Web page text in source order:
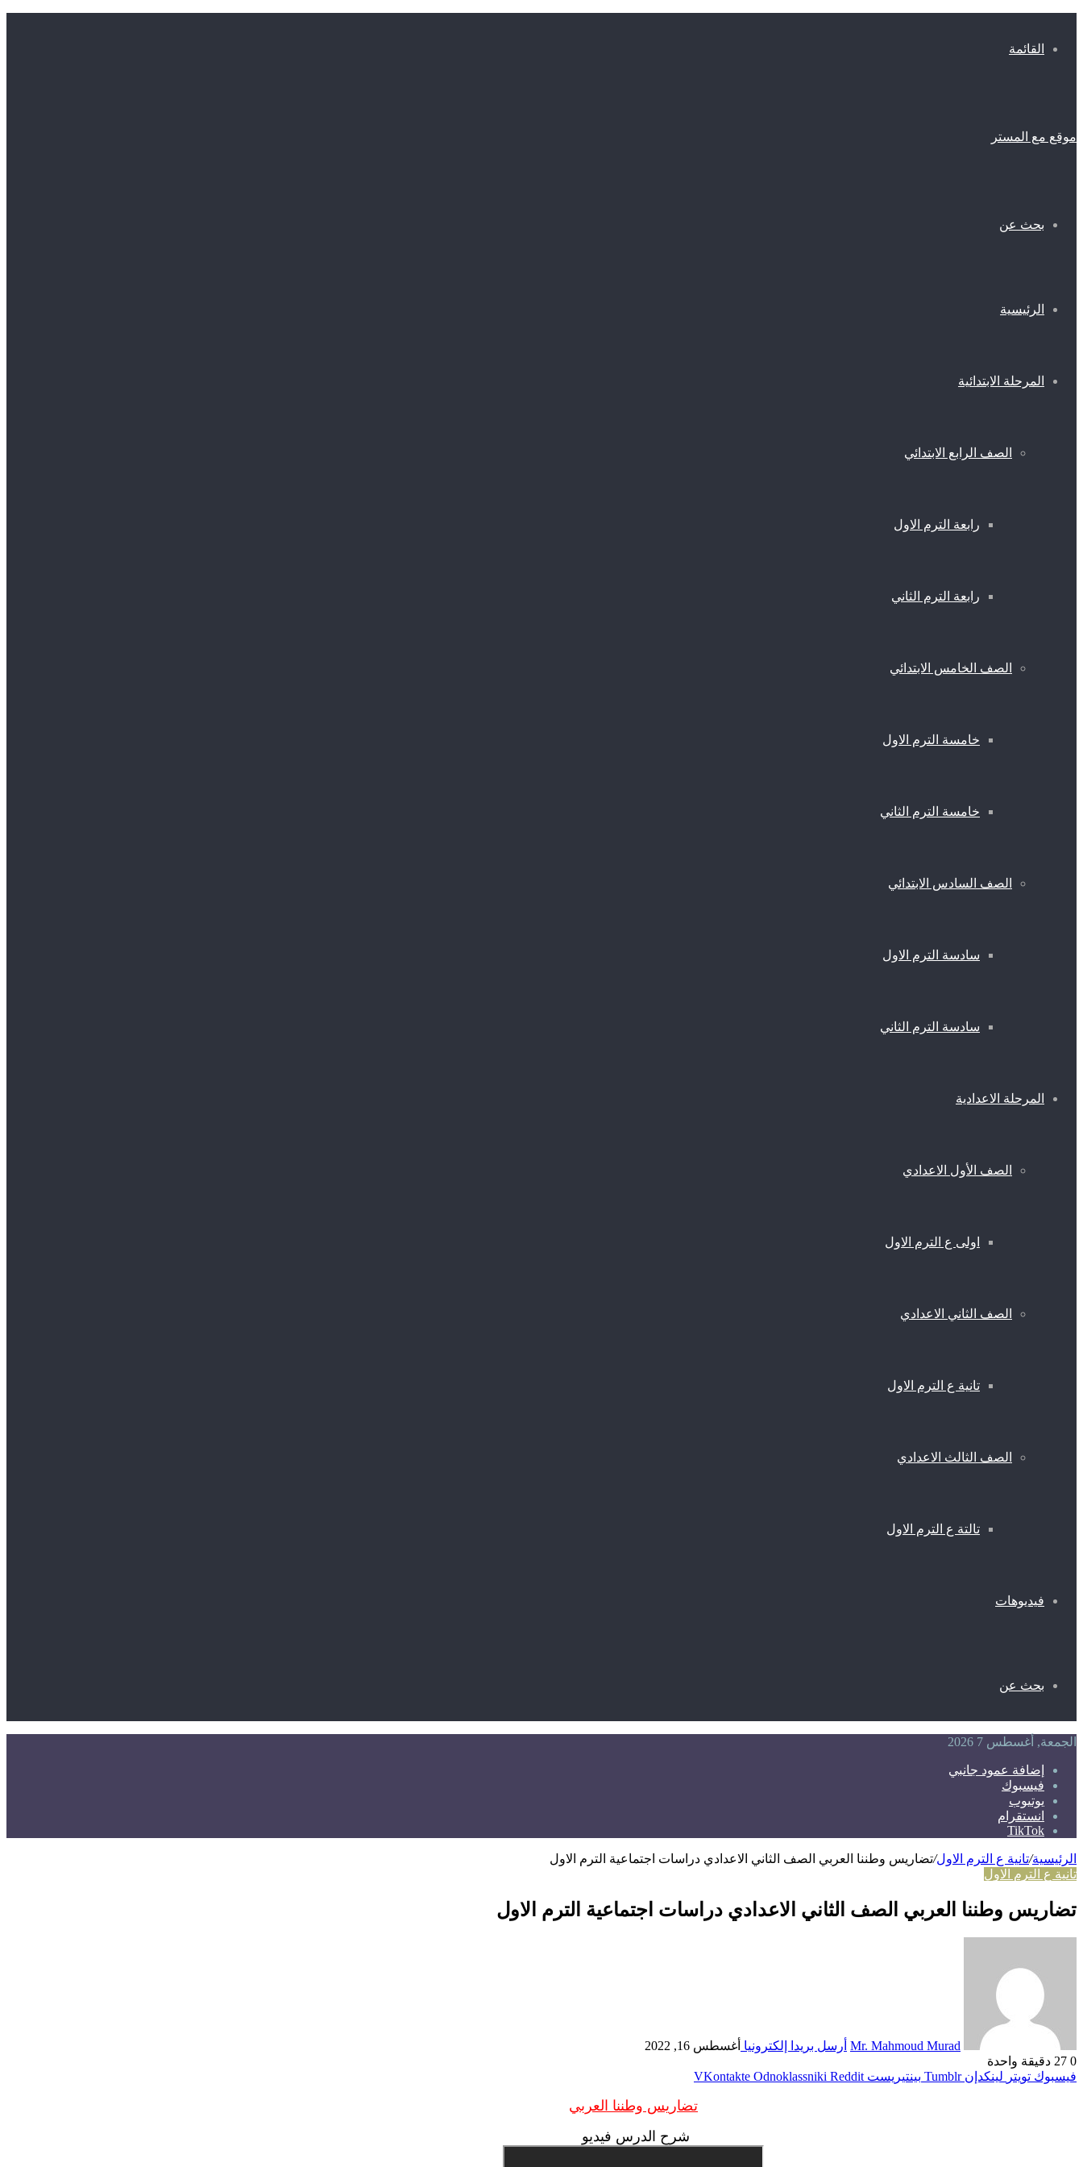
القائمة
موقع مع المستر
بحث عن
الرئيسية
المرحلة الابتدائية
الصف الرابع الابتدائي
رابعة الترم الاول
رابعة الترم الثاني
الصف الخامس الابتدائي
خامسة الترم الاول
خامسة الترم الثاني
الصف السادس الابتدائي
سادسة الترم الاول
سادسة الترم الثاني
المرحلة الاعدادية
الصف الأول الاعدادي
اولى ع الترم الاول
الصف الثاني الاعدادي
تانية ع الترم الاول
الصف الثالث الاعدادي
تالتة ع الترم الاول
فيديوهات
بحث عن
الجمعة, أغسطس 7 2026
إضافة عمود جانبي
فيسبوك
يوتيوب
انستقرام
TikTok
الرئيسية/تانية ع الترم الاول/تضاريس وطننا العربي الصف الثاني الاعدادي دراسات اجتماعية الترم الاول
تانية ع الترم الاول
تضاريس وطننا العربي الصف الثاني الاعدادي دراسات اجتماعية الترم الاول
Mr. Mahmoud Murad أرسل بريدا إلكترونيا أغسطس 16, 2022
0
دقيقة واحدة
فيسبوك تويتر لينكدإن بينتيريست Odnoklassniki
تضاريس وطننا العربي
شرح الدرس فيديو